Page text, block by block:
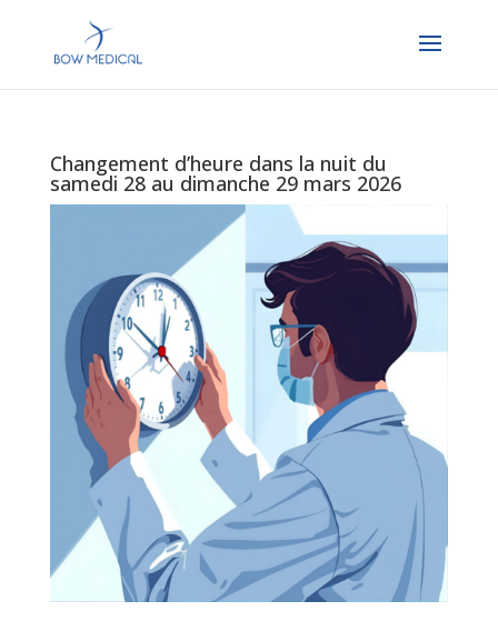
Changement d’heure dans la nuit du
samedi 28 au dimanche 29 mars 2026